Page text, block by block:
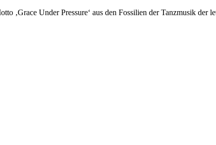
‚Grace Under Pressure‘ aus den Fossilien der Tanzmusik